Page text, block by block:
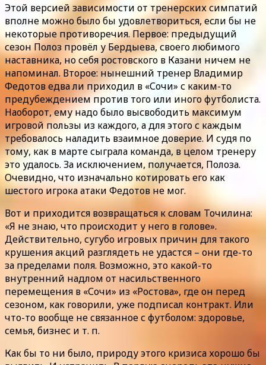
Этой версией зависимости от тренерских симпатий
вполне можно было бы удовлетвориться, если бы не
некоторые противоречия. Первое: предыдущий
сезон Полоз провёл у Бердыева, своего любимого
наставника, но себя ростовского в Казани ничем не
напоминал. Второе: нынешний тренер Владимир
Федотов едва ли приходил в «Сочи» с каким-то
предубеждением против того или иного футболиста.
Наоборот, ему надо было высвободить максимум
игровой пользы из каждого, а для этого с каждым
требовалось наладить взаимное доверие. И судя по
тому, как в марте сыграла команда, в целом тренеру
это удалось. За исключением, получается, Полоза.
Очевидно, что изначально котировать его как
шестого игрока атаки Федотов не мог.
Вот и приходится возвращаться к словам Точилина:
«Я не знаю, что происходит у него в голове».
Действительно, сугубо игровых причин для такого
крушения акций разглядеть не удастся – они где-то
за пределами поля. Возможно, это какой-то
внутренний надлом от насильственного
перемещения в «Сочи» из «Ростова», где он перед
сезоном, как говорили, уже подписал контракт. Или
что-то вообще не связанное с футболом: здоровье,
семья, бизнес и т. п.
Как бы то ни было, природу этого кризиса хорошо бы